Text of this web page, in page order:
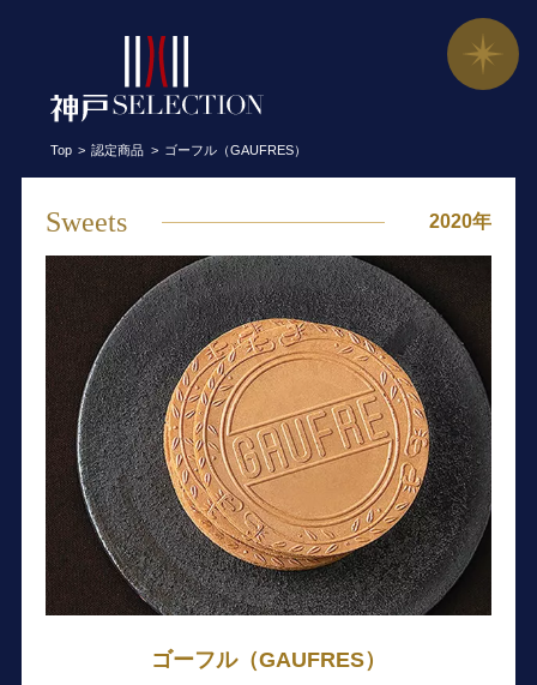
ゴーフル（GAUFRES）／神戸凮月堂
Top 認定商品 ゴーフル（GAUFRES）
Sweets 2020年
ゴーフル（GAUFRES）